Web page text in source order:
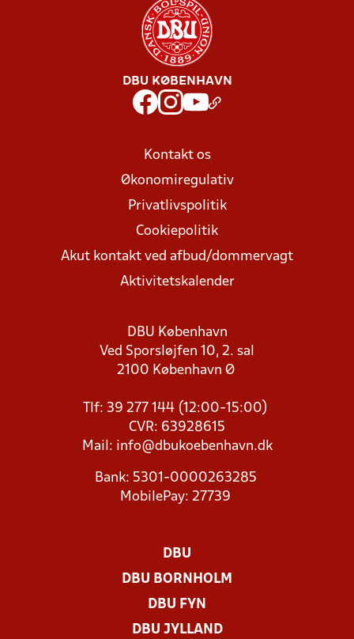
DBU KØBENHAVN
Kontakt os
Økonomiregulativ
Privatlivspolitik
Cookiepolitik
Akut kontakt ved afbud/dommervagt
Aktivitetskalender
DBU København
Ved Sporsløjfen 10, 2. sal
2100 København Ø
Tlf: 39 277 144 (12:00-15:00)
CVR: 63928615
Mail: info@dbukoebenhavn.dk
Bank: 5301-0000263285
MobilePay: 27739
DBU
DBU BORNHOLM
DBU FYN
DBU JYLLAND